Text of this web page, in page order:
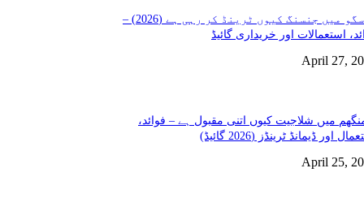
گلاسگو میں جنسنگ کیوں ٹرینڈ کر رہی ہے (2026) –
استعمالات اور خریداری گائیڈ
April 27,
میں شلاجیت کیوں اتنی مقبول ہے – فوائد،
اور ڈیمانڈ ٹرینڈز (2026 گائیڈ)
April 25,